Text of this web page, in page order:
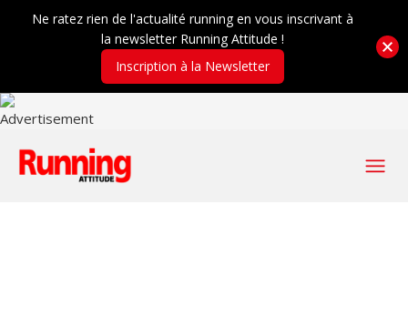
Ne ratez rien de l'actualité running en vous inscrivant à
la newsletter Running Attitude !
Inscription à la Newsletter